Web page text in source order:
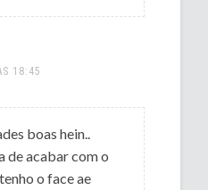
18:45
boas hein..
de acabar com o
o face ae